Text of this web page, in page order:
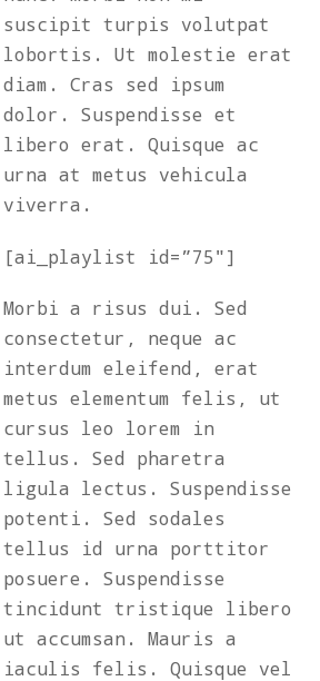
suscipit turpis volutpat
lobortis. Ut molestie erat
diam. Cras sed ipsum
dolor. Suspendisse et
libero erat. Quisque ac
urna at metus vehicula
viverra.
[ai_playlist id=”75″]
Morbi a risus dui. Sed
consectetur, neque ac
interdum eleifend, erat
metus elementum felis, ut
cursus leo lorem in
tellus. Sed pharetra
ligula lectus. Suspendisse
potenti. Sed sodales
tellus id urna porttitor
posuere. Suspendisse
tincidunt tristique libero
ut accumsan. Mauris a
iaculis felis. Quisque vel